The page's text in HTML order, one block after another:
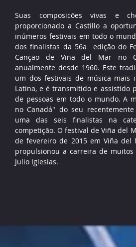
Suas composicões vivas e
proporcionado a Castillo a
inúmeros festivais em todo o
dos finalistas da 56a edição do
Canção de Viña del Mar no
anualmente desde 1960. Este
um dos festivais de música mais
Latina, e é transmitido e assistido
de pessoas em todo o mundo. A
no Canadá" do seu
uma das seis finalistas na
competição. O festival de Viña del
de fevereiro de 2015 em Viña del
propulsionou a carreira de muitos
Julio Iglesias.